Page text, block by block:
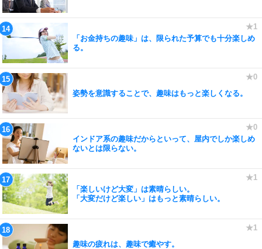
「お金持ちの趣味」は、限られた予算でも十分楽しめ
る。
姿勢を意識することで、趣味はもっと楽しくなる。
インドア系の趣味だからといって、屋内でしか楽しめ
ないとは限らない。
「楽しいけど大変」は素晴らしい。
「大変だけど楽しい」はもっと素晴らしい。
趣味の疲れは、趣味で癒やす。